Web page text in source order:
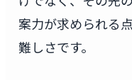
案力が求められる
難しさです。